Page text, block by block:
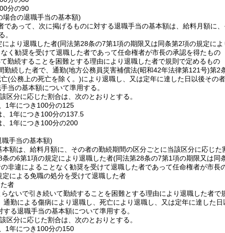
分の90
合の退職手当の基本額)
であって、次に掲げるものに対する退職手当の基本額は、給料月額に
。
より退職した者(同法第28条の7第1項の期限又は同条第2項の規定に
く勧奨を受けて退職した者であって任命権者が市長の承認を得たもの
勤続することを困難とする理由により退職した者で規則で定めるもの
勤続した者で、通勤(地方公務員災害補償法(昭和42年法律第121号)第2
(公務上の死亡を除く。)により退職し、又は定年に達した日以後その
当の基本額について準用する。
区分に応じた割合は、次のとおりとする。
1年につき100分の125
1年につき100分の137.5
1年につき100分の200
手当の基本額)
額は、給料月額に、その者の勤続期間の区分ごとに当該区分に応じた
の6第1項の規定により退職した者(同法第28条の7第1項の期限又は同
非違によることなく勧奨を受けて退職した者であって任命権者が市長
による免職の処分を受けて退職した者
者
ないで引き続いて勤続することを困難とする理由により退職した者で
勤による傷病により退職し、死亡により退職し、又は定年に達した
する退職手当の基本額について準用する。
区分に応じた割合は、次のとおりとする。
1年につき100分の150